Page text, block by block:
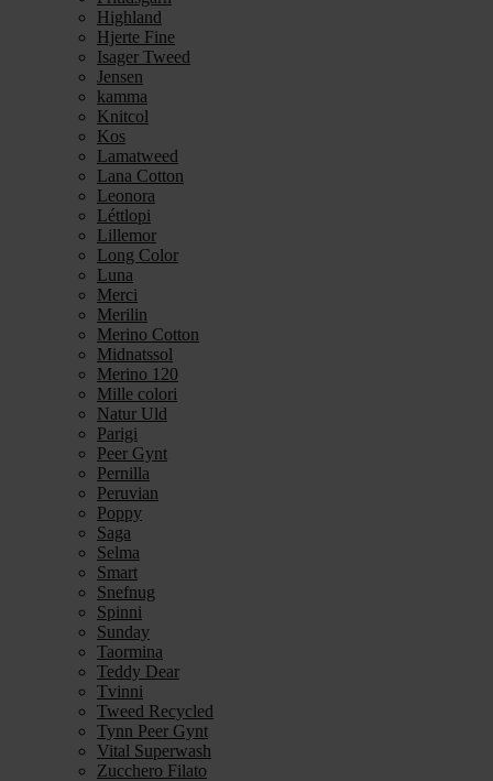
Highland
Hjerte Fine
Isager Tweed
Jensen
kamma
Knitcol
Kos
Lamatweed
Lana Cotton
Leonora
Léttlopi
Lillemor
Long Color
Luna
Merci
Merilin
Merino Cotton
Midnatssol
Merino 120
Mille colori
Natur Uld
Parigi
Peer Gynt
Pernilla
Peruvian
Poppy
Saga
Selma
Smart
Snefnug
Spinni
Sunday
Taormina
Teddy Dear
Tvinni
Tweed Recycled
Tynn Peer Gynt
Vital Superwash
Zucchero Filato